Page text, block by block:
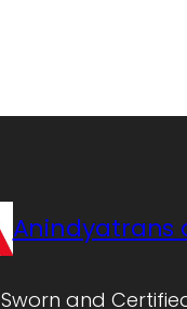
Anindyatrans
Sworn and